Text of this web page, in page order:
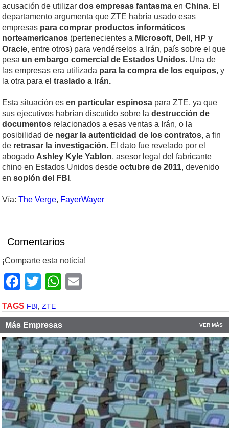
acusación de utilizar dos empresas fantasma en China. El
departamento argumenta que ZTE habría usado esas
empresas para comprar productos informáticos
norteamericanos (pertenecientes a Microsoft, Dell, HP y
Oracle, entre otros) para vendérselos a Irán, país sobre el que
pesa un embargo comercial de Estados Unidos. Una de
las empresas era utilizada para la compra de los equipos, y
la otra para el traslado a Irán.
Esta situación es en particular espinosa para ZTE, ya que
sus ejecutivos habrían discutido sobre la destrucción de
documentos relacionados a esas ventas a Irán, o la
posibilidad de negar la autenticidad de los contratos, a fin
de retrasar la investigación. El dato fue revelado por el
abogado Ashley Kyle Yablon, asesor legal del fabricante
chino en Estados Unidos desde octubre de 2011, devenido
en soplón del FBI .
Vía: The Verge, FayerWayer
Comentarios
¡Comparte esta noticia!
Facebook
TwitterWhatsApp
TAGS FBI ZTE
Más Empresas VER MÁS